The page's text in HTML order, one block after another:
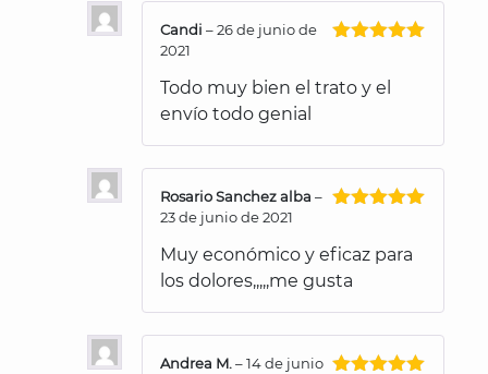
Candi –26 de junio de
2021
Todo muy bien el trato y el
envío todo genial
Rosario Sanchez alba –
23 de junio de 2021
Muy económico y eficaz para
los dolores,,,,,me gusta
Andrea M.–14 de junio